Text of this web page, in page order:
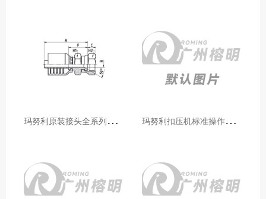
玛
努利原装接头全系列型号解析：广州客户选型必备指南 玛
努利扣压机标准操作流程：广州代理手把手教学（新手也能学会）